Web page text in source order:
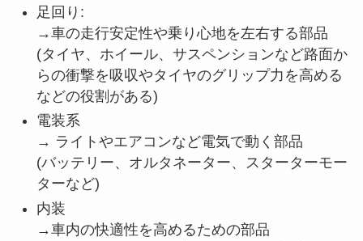
足回り:
→車の走行安定性や乗り心地を左右する部品
(タイヤ、ホイール、サスペンションなど路面か
らの衝撃を吸収やタイヤのグリップ力を高める
などの役割がある)
電装系
→ ライトやエアコンなど電気で動く部品
(バッテリー、オルタネーター、スターターモー
ターなど)
内装
→車内の快適性を高めるための部品